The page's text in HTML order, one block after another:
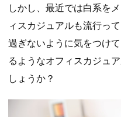
しかし、最近では白系を
ィスカジュアルも流行っ
過ぎないように気をつけ
るようなオフィスカジュ
しょうか？